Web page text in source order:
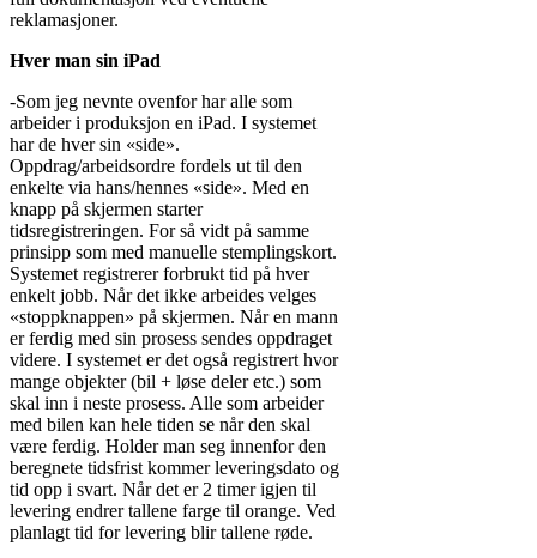
reklamasjoner.
Hver man sin iPad
-Som jeg nevnte ovenfor har alle som
arbeider i produksjon en iPad. I systemet
har de hver sin «side».
Oppdrag/arbeidsordre fordels ut til den
enkelte via hans/hennes «side». Med en
knapp på skjermen starter
tidsregistreringen. For så vidt på samme
prinsipp som med manuelle stemplingskort.
Systemet registrerer forbrukt tid på hver
enkelt jobb. Når det ikke arbeides velges
«stoppknappen» på skjermen. Når en mann
er ferdig med sin prosess sendes oppdraget
videre. I systemet er det også registrert hvor
mange objekter (bil + løse deler etc.) som
skal inn i neste prosess. Alle som arbeider
med bilen kan hele tiden se når den skal
være ferdig. Holder man seg innenfor den
beregnete tidsfrist kommer leveringsdato og
tid opp i svart. Når det er 2 timer igjen til
levering endrer tallene farge til orange. Ved
planlagt tid for levering blir tallene røde.